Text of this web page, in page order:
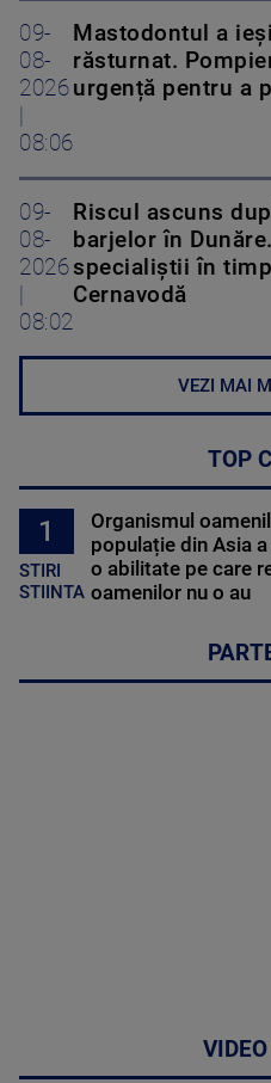
09-
08-
2026
08:06
Mastodontul a
răsturnat.
urgență pentru a
09-
08-
2026
08:02
Riscul ascuns
barjelor în
specialiștii în
Cernavodă
VEZI MAI
TOP
1
STIRI
STIINTA
Organismul
populație din Asia
o abilitate pe care
oamenilor nu o au